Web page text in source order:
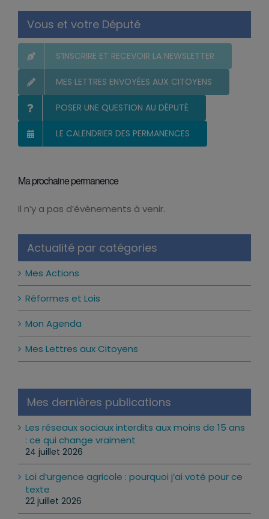
Vous et votre Député
S’INSCRIRE ET RECEVOIR LA NEWSLETTER
MES LETTRES ENVOYÉES AUX CITOYENS
POSER UNE QUESTION AU DÉPUTÉ
LE CALENDRIER DES PERMANENCES
Ma prochaine permanence
Notice
Il n’y a pas d’évènements à venir.
Actualité par catégories
Mes Actions
Réformes et Lois
Mon Agenda
Mes Lettres aux Citoyens
Mes dernières publications
Les réseaux sociaux interdits aux moins de 15 ans
: ce qui change vraiment
24 juillet 2026
Loi d’urgence agricole : pourquoi j’ai voté pour ce
texte
22 juillet 2026